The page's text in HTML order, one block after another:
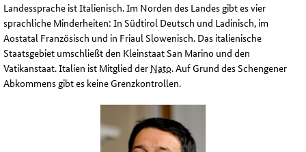
Landessprache ist Italienisch. Im Norden des Landes gibt es vier
sprachliche Minderheiten: In Südtirol Deutsch und Ladinisch, im
Aostatal Französisch und in Friaul Slowenisch. Das italienische
Staatsgebiet umschließt den Kleinstaat San Marino und den
Vatikanstaat. Italien ist Mitglied der Nato. Auf Grund des Schengener
Abkommens gibt es keine Grenzkontrollen.